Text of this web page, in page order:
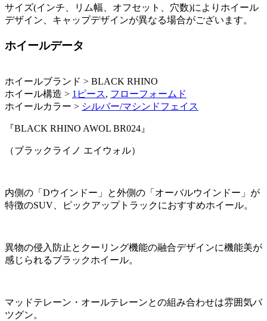
サイズ(インチ、リム幅、オフセット、穴数)によりホイール
デザイン、キャップデザインが異なる場合がございます。
ホイールデータ
ホイールブランド > BLACK RHINO
ホイール構造 > 1ピース, フローフォームド
ホイールカラー > シルバー/マシンドフェイス
『BLACK RHINO AWOL BR024』
（ブラックライノ エイウォル）
内側の「Dウインドー」と外側の「オーバルウインドー」が
特徴のSUV、ピックアップトラックにおすすめホイール。
異物の侵入防止とクーリング機能の融合デザインに機能美が
感じられるブラックホイール。
マッドテレーン・オールテレーンとの組み合わせは雰囲気バ
ツグン。